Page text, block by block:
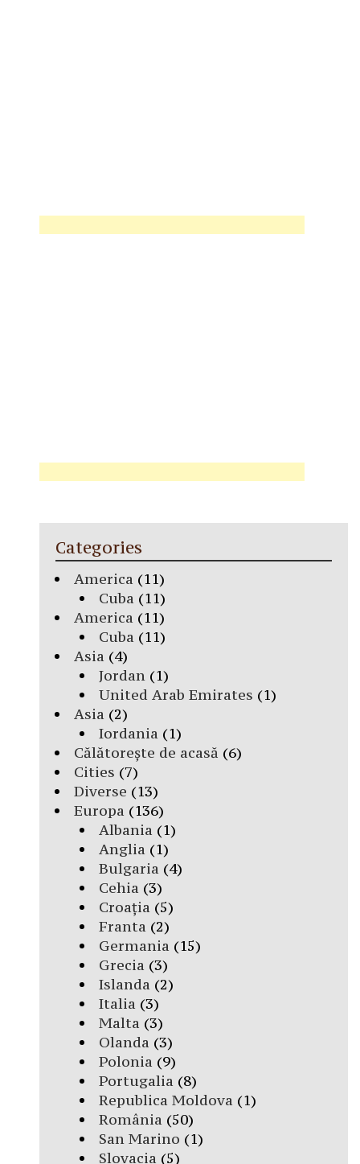
Categories
America (11)
Cuba (11)
America (11)
Cuba (11)
Asia (4)
Jordan(1)
United Arab Emirates (1)
Asia (2)
Iordania (1)
Călătorește de acasă (6)
Cities (7)
Diverse (13)
Europa (136)
Albania (1)
Anglia (1)
Bulgaria (4)
Cehia (3)
Croația (5)
Franta (2)
Germania (15)
Grecia (3)
Islanda (2)
Italia (3)
Malta (3)
Olanda (3)
Polonia (9)
Portugalia (8)
Republica Moldova (1)
România (50)
San Marino (1)
Slovacia (5)